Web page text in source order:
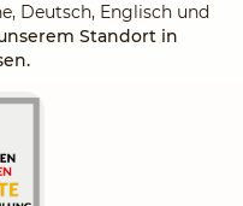
Deutsch, Englisch und
Standort in